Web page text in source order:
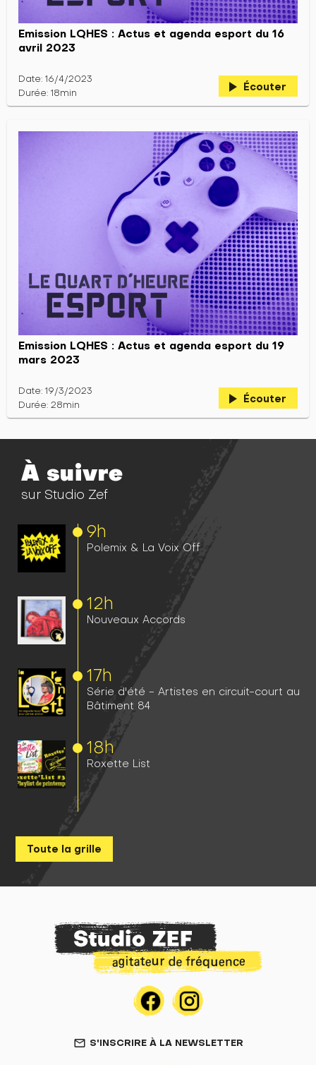
À suivre
sur Studio Zef
9h
Polemix & La Voix Off
12h
Nouveaux Accords
17h
Série d'été - Artistes en circuit-court au
Bâtiment 84
18h
Roxette List
Toute la grille
mail_outline S'INSCRIRE À LA NEWSLETTER
Emission LQHES : Actus et agenda esport du 16
avril 2023
Date: 16/4/2023
Durée: 18min
play_arrow Écouter
Emission LQHES : Actus et agenda esport du 19
mars 2023
Date: 19/3/2023
Durée: 28min
play_arrow Écouter